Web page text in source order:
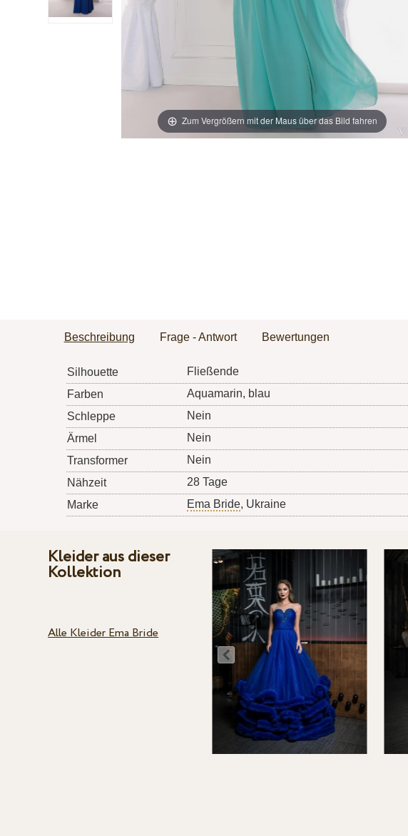
Zum Vergrößern mit der Maus über das Bild fahren
Beschreibung Frage - Antwort Bewertungen
Silhouette
Fließende
Farben
Aquamarin, blau
Schleppe
Nein
Ärmel
Nein
Transformer
Nein
Nähzeit
28 Tage
Marke
Ema Bride, Ukraine
Kleider aus dieser
Kollektion
Alle Kleider Ema Bride